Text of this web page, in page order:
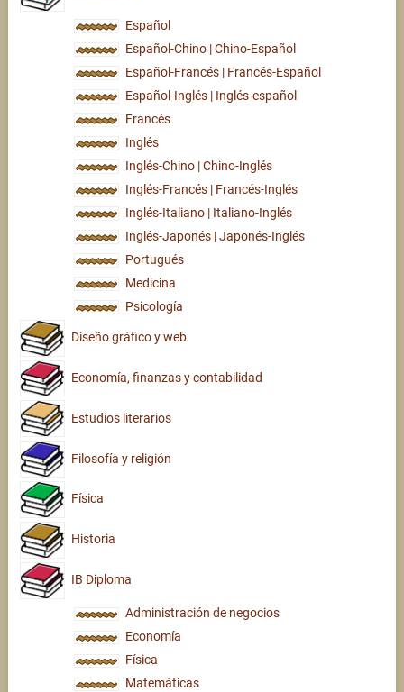
Español
Español-Chino | Chino-Español
Español-Francés | Francés-Español
Español-Inglés | Inglés-español
Francés
Inglés
Inglés-Chino | Chino-Inglés
Inglés-Francés | Francés-Inglés
Inglés-Italiano | Italiano-Inglés
Inglés-Japonés | Japonés-Inglés
Portugués
Medicina
Psicología
Diseño gráfico y web
Economía, finanzas y contabilidad
Estudios literarios
Filosofía y religión
Física
Historia
IB Diploma
Administración de negocios
Economía
Física
Matemáticas